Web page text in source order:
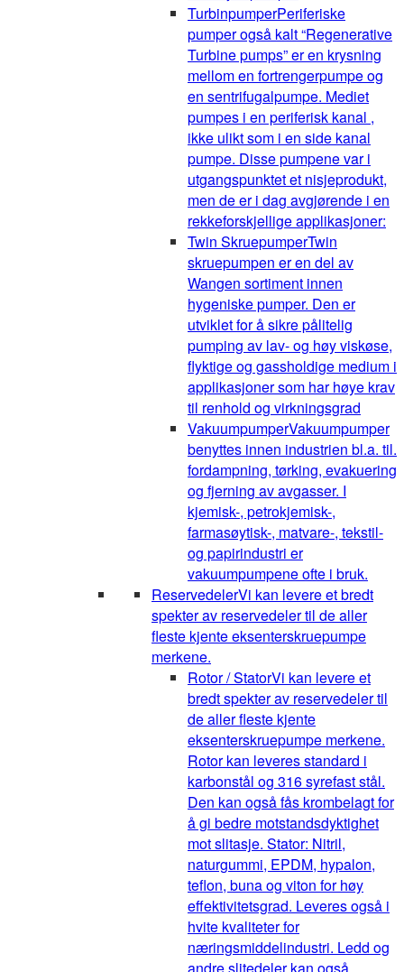
TurbinpumperPeriferiske
pumper også kalt “Regenerative
Turbine pumps” er en krysning
mellom en fortrengerpumpe og
en sentrifugalpumpe. Mediet
pumpes i en periferisk kanal ,
ikke ulikt som i en side kanal
pumpe. Disse pumpene var i
utgangspunktet et nisjeprodukt,
men de er i dag avgjørende i en
rekkeforskjellige applikasjoner:
Twin SkruepumperTwin
skruepumpen er en del av
Wangen sortiment innen
hygeniske pumper. Den er
utviklet for å sikre pålitelig
pumping av lav- og høy viskøse,
flyktige og gassholdige medium i
applikasjoner som har høye krav
til renhold og virkningsgrad
VakuumpumperVakuumpumper
benyttes innen industrien bl.a. til.
fordampning, tørking, evakuering
og fjerning av avgasser. I
kjemisk-, petrokjemisk-,
farmasøytisk-, matvare-, tekstil-
og papirindustri er
vakuumpumpene ofte i bruk.
ReservedelerVi kan levere et bredt
spekter av reservedeler til de aller
fleste kjente eksenterskruepumpe
merkene.
Rotor / StatorVi kan levere et
bredt spekter av reservedeler til
de aller fleste kjente
eksenterskruepumpe merkene.
Rotor kan leveres standard i
karbonstål og 316 syrefast stål.
Den kan også fås krombelagt for
å gi bedre motstandsdyktighet
mot slitasje. Stator: Nitril,
naturgummi, EPDM, hypalon,
teflon, buna og viton for høy
effektivitetsgrad. Leveres også i
hvite kvaliteter for
næringsmiddelindustri. Ledd og